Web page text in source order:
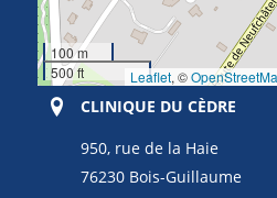
100 m
500 ft
Leaflet, ©
CLINIQUE DU CÈDRE
950, rue de la Haie
76230 Bois-Guillaume